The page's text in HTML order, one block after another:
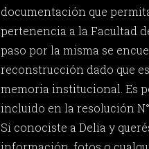
documentación que
pertenencia a la Facultad
paso por la misma se
reconstrucción dado que
memoria institucional. Es
incluido en la resolución
Si conociste a Delia y